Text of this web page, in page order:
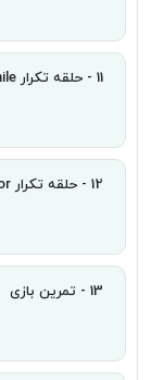
11 - حلقه تکرار While در پایتون
12 - حلقه تکرار For در پایتون
13 - تمرین بازی